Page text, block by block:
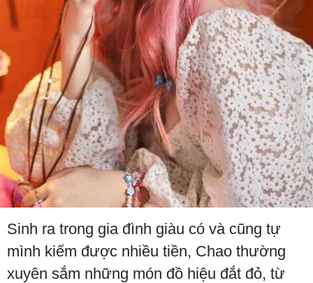
Sinh ra trong gia đình giàu có và cũng tự
mình kiếm được nhiều tiền, Chao thường
xuyên sắm những món đồ hiệu đắt đỏ, từ